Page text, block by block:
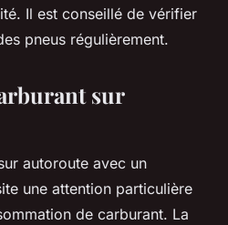
Il est conseillé de vérifier
pneus régulièrement.
sur
autoroute avec un
une attention particulière
de carburant. La